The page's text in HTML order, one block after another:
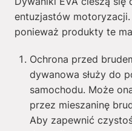
entuzjastów
ponieważ produkty te
Ochrona przed
dywanowa służy do
samochodu. Może
przez mieszaninę
Aby zapewnić